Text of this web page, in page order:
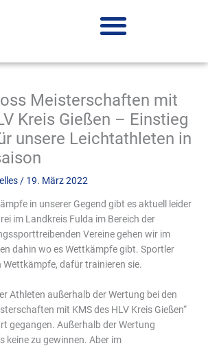
Meisterschaften mit
Kreis Gießen – Einstieg
unsere Leichtathleten in
/ 19. März 2022
in unserer Gegend gibt es aktuell leider
im Landkreis Fulda im Bereich der
Vereine gehen wir im
dahin wo es Wettkämpfe gibt. Sportler
Wettkämpfe, dafür trainieren sie.
Athleten außerhalb der Wertung bei den
mit KMS des HLV Kreis Gießen“
gegangen. Außerhalb der Wertung
keine zu gewinnen. Aber im